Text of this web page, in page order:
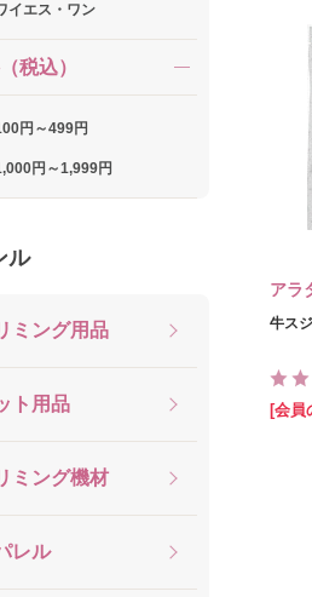
イエス・ワン
税込）
円～499円
円～1,999円
ル
ミング用品
ト用品
ミング機材
レル
アラ
牛ス
[会員